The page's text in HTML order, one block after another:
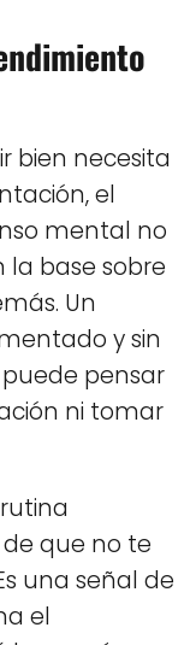
bien necesita
el
mental no
la base sobre
Un
y sin
pensar
ni tomar
que no te
una señal de
el